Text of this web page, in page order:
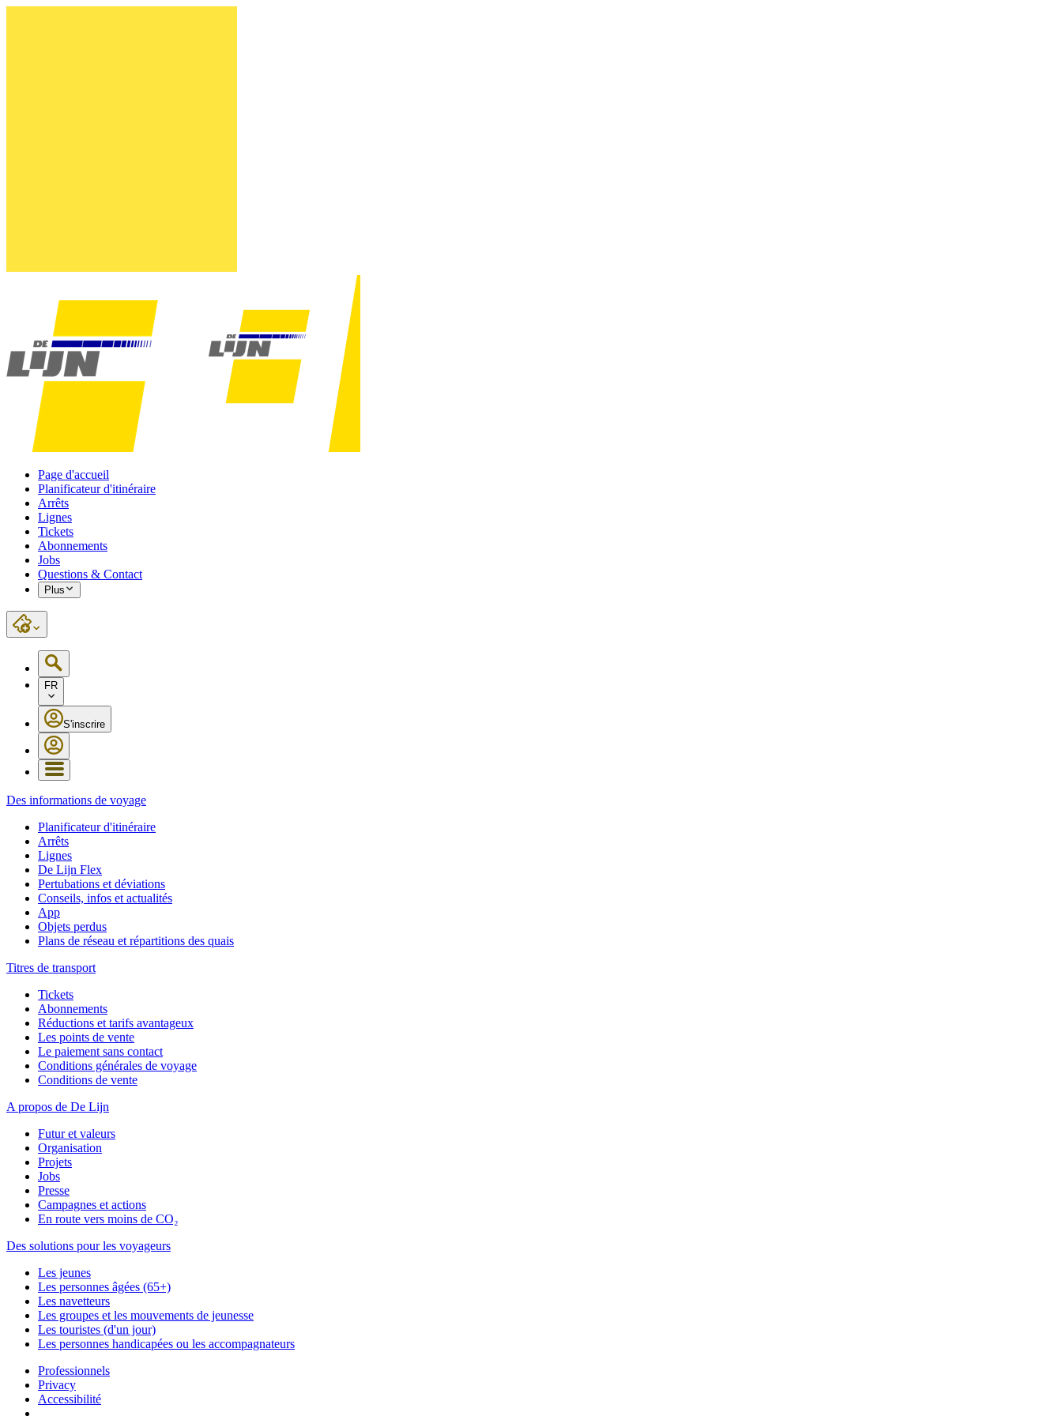
Page d'accueil
Planificateur d'itinéraire
Arrêts
Lignes
Tickets
Abonnements
Jobs
Questions & Contact
Plus
FR
S'inscrire
Des informations de voyage
Planificateur d'itinéraire
Arrêts
Lignes
De Lijn Flex
Pertubations et déviations
Conseils, infos et actualités
App
Objets perdus
Plans de réseau et répartitions des quais
Titres de transport
Tickets
Abonnements
Réductions et tarifs avantageux
Les points de vente
Le paiement sans contact
Conditions générales de voyage
Conditions de vente
A propos de De Lijn
Futur et valeurs
Organisation
Projets
Jobs
Presse
Campagnes et actions
En route vers moins de CO₂
Des solutions pour les voyageurs
Les jeunes
Les personnes âgées (65+)
Les navetteurs
Les groupes et les mouvements de jeunesse
Les touristes (d'un jour)
Les personnes handicapées ou les accompagnateurs
Professionnels
Privacy
Accessibilité